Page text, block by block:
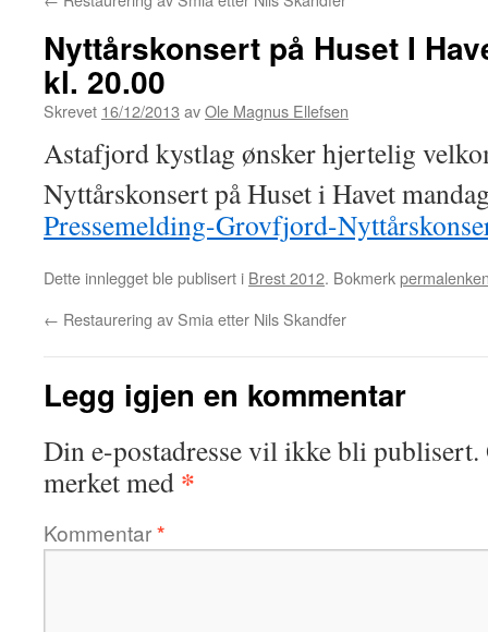
Nyttårskonsert på Huset I
kl. 20.00
Skrevet 16/12/2013 avOle Magnus Ellefsen
Astafjord kystlag ønsker hjertelig
Nyttårskonsert på Huset i Havet
Pressemelding-Grovfjord-
Dette innlegget ble publisert i Brest 2012. Bokmerk
← Restaurering av Smia etter Nils Skandfer
Legg igjen en kommentar
Din e-postadresse vil ikke bli publisert.
merket med *
Kommentar*